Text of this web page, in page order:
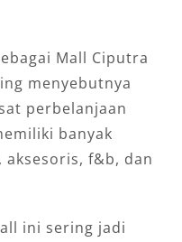
Mall Ciputra
menyebutnya
perbelanjaan
banyak
f&b, dan
ini sering jadi